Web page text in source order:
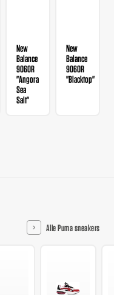
New
Balance
9060R
"Angora
Sea
Salt"
New
Balance
9060R
"Blacktop"
Alle Puma sneakers